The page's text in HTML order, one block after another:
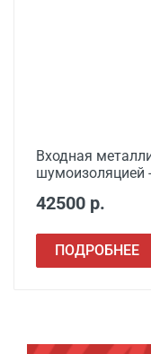
Входная
42500 р.
ПОДРОБНЕЕ